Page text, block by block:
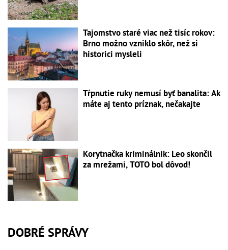
Tajomstvo staré viac než tisíc rokov:
Brno možno vzniklo skôr, než si
historici mysleli
Tŕpnutie ruky nemusí byť banalita: Ak
máte aj tento príznak, nečakajte
Korytnačka kriminálnik: Leo skončil
za mrežami, TOTO bol dôvod!
DOBRÉ SPRÁVY